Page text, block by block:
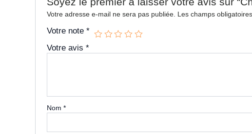
Votre adresse e-mail ne sera pas publiée. Les champs
Votre note*
Votre avis*
Nom*